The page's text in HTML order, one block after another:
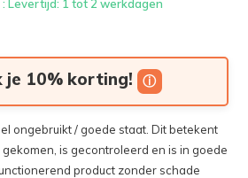
: Levertijd: 1 tot 2 werkdagen
je 10% korting! ⓘ
ongebruikt / goede staat. Dit betekent
is gecontroleerd en is in goede
product zonder schade